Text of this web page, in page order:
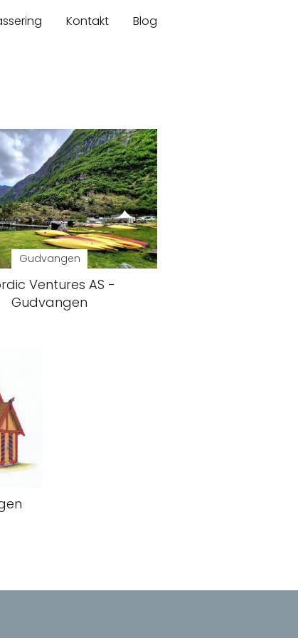
Kontakt Blog
Gudvangen
Ventures AS -
Gudvangen